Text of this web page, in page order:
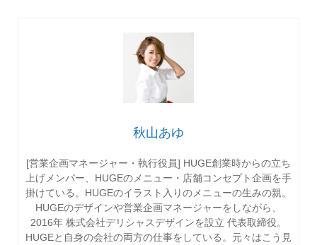
秋山あゆ
[営業企画マネージャー・執行役員] HUGE創業時からの立ち
上げメンバー、HUGEのメニュー・店舗コンセプト企画を手
掛けている。HUGEのイラスト入りのメニューの生みの親。
HUGEのデザインや営業企画マネージャーをしながら、
2016年 株式会社デリシャスデザインを設立 代表取締役。
HUGEと自身の会社の両方の仕事をしている。元々はこう見